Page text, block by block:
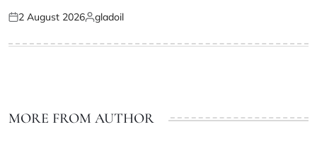
Posted
2 August 2026Posted
gladoil
MORE FROM AUTHOR